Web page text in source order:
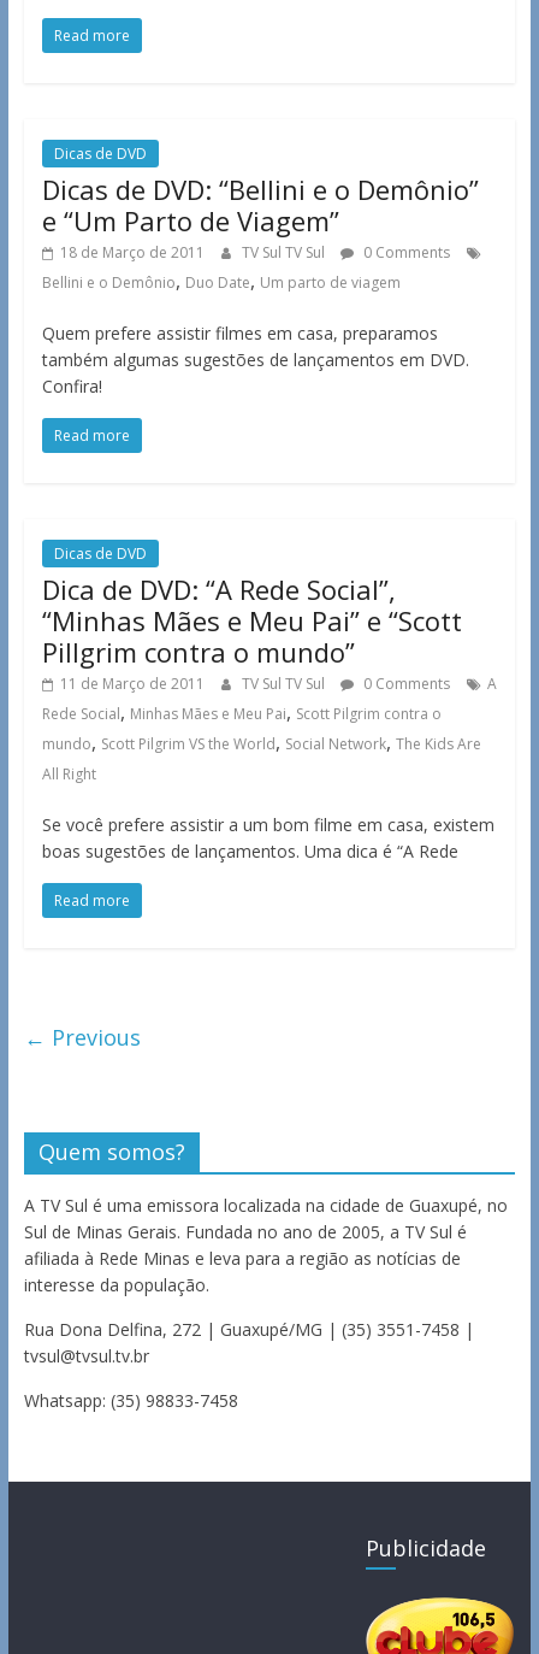
Read more
Dicas de DVD
Dicas de DVD: “Bellini e o Demônio”
e “Um Parto de Viagem”
18 de Março de 2011 TV Sul TV Sul
0 Comments
Bellini e o Demônio, Duo Date, Um parto de viagem
Quem prefere assistir filmes em casa, preparamos
também algumas sugestões de lançamentos em DVD.
Confira!
Read more
Dicas de DVD
Dica de DVD: “A Rede Social”,
“Minhas Mães e Meu Pai” e “Scott
Pillgrim contra o mundo”
11 de Março de 2011 TV Sul TV Sul 0 Comments
A
Rede Social, Minhas Mães e Meu Pai, Scott Pilgrim contra o
mundo, Scott Pilgrim VS the World, Social Network, The Kids Are
All Right
Se você prefere assistir a um bom filme em casa, existem
boas sugestões de lançamentos. Uma dica é “A Rede
Read more
← Previous
Quem somos?
A TV Sul é uma emissora localizada na cidade de Guaxupé, no
Sul de Minas Gerais. Fundada no ano de 2005, a TV Sul é
afiliada à Rede Minas e leva para a região as notícias de
interesse da população.
Rua Dona Delfina, 272 | Guaxupé/MG | (35) 3551-7458 |
tvsul@tvsul.tv.br
Whatsapp: (35) 98833-7458
Publicidade